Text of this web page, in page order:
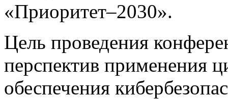
«Приоритет–2030».
Цель проведения
перспектив применения
обеспечения